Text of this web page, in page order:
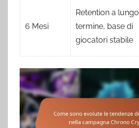
6 Mesi
Retention a lungo
termine, base di
giocatori stabile